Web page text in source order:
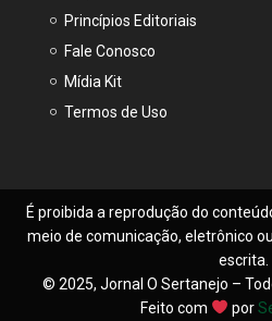
Princípios Editoriais
Fale Conosco
Mídia Kit
Termos de Uso
É proibida a reprodução do
meio de comunicação, eletrônico
escrita.
© 2025, Jornal O Sertanejo –
Feito com
por